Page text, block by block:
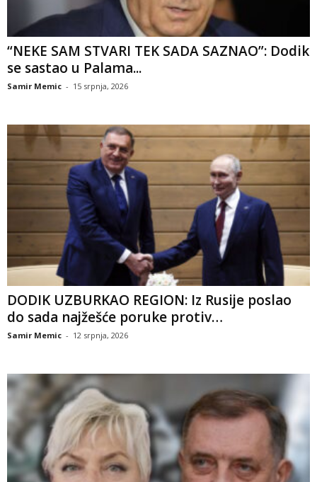
“NEKE SAM STVARI TEK SADA SAZNAO”: Dodik
se sastao u Palama...
Samir Memic - 15 srpnja, 2026
DODIK UZBURKAO REGION: Iz Rusije poslao
do sada najžešće poruke protiv…
Samir Memic - 12 srpnja, 2026